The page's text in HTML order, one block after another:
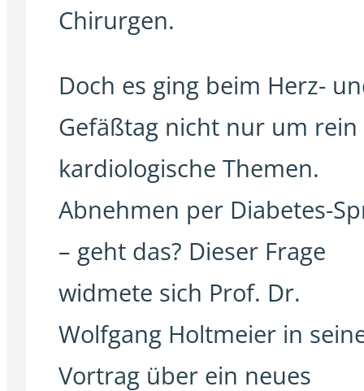
Chirurgen.
Doch es ging beim Herz-
Gefäßtag nicht nur um rein
kardiologische Themen.
Abnehmen per Diabetes-
– geht das? Dieser Frage
widmete sich Prof. Dr.
Wolfgang Holtmeier in
Vortrag über ein neues